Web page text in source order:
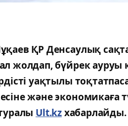
ҚР Денсаулық
жолдап, бүйрек ауруы
уақтылы
және экономикаға
Ult.kzхабарлайды.